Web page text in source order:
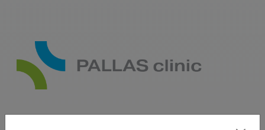
Về chúng tôi